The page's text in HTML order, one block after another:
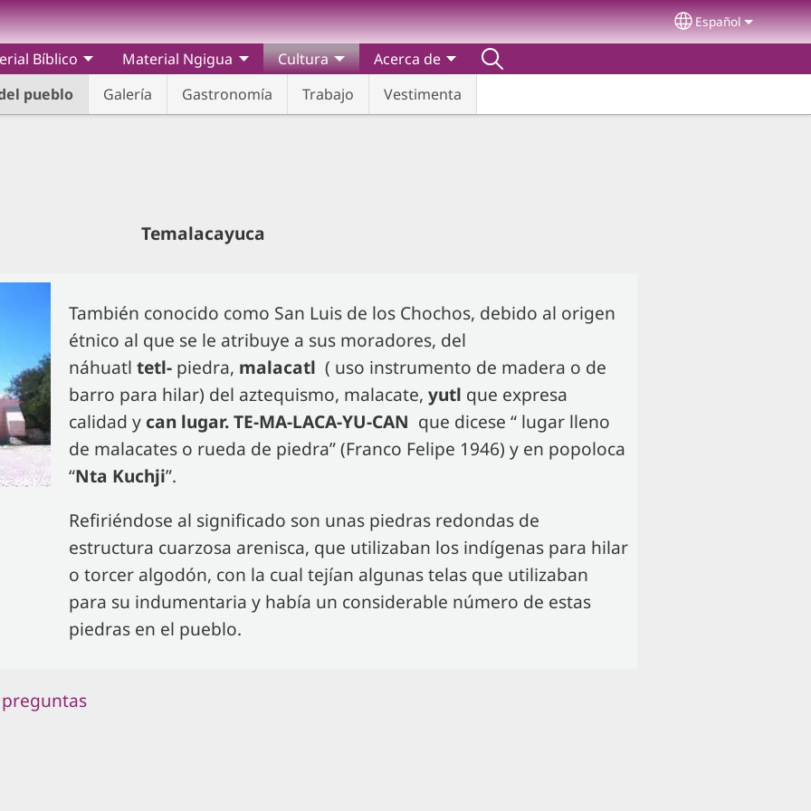
Select your
Español
Bíblico Material Ngigua
Cultura
pueblo
Galería Gastronomía Trabajo Vestimenta
Acerca de
Temalacayuca
También conocido como San Luis de los Chochos, debido al origen
étnico al que se le atribuye a sus moradores, del
náhuatl tetl-piedra, malacatl ( uso instrumento de madera o de
barro para hilar) del aztequismo, malacate, yutl que expresa
calidad y can lugar. TE-MA-LACA-YU-CAN que dicese “ lugar lleno
de malacates o rueda de piedra” (Franco Felipe 1946) y en popoloca
“Nta Kuchji”.
Refiriéndose al significado son unas piedras redondas de
estructura cuarzosa arenisca, que utilizaban los indígenas para hilar
o torcer algodón, con la cual tejían algunas telas que utilizaban
para su indumentaria y había un considerable número de estas
piedras en el pueblo.